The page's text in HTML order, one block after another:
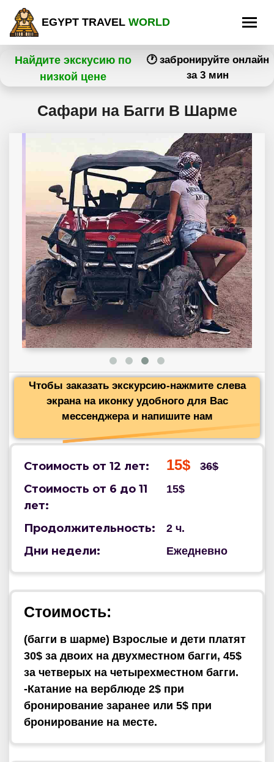
EGYPT TRAVEL WORLD
Найдите экскусию по
низкой цене
🕐 забронируйте онлайн
за 3 мин
Сафари на Багги В Шарме
Чтобы заказать экскурсию-нажмите слева
экрана на иконку удобного для Вас
мессенджера и напишите нам
Стоимость от 12 лет: 15$ 36$
Стоимость от 6 до 11
лет:
15$
Продолжительность: 2 ч.
Дни недели: Ежедневно
Стоимость:
(багги в шарме) Взрослые и дети платят
30$ за двоих на двухместном багги, 45$
за четверых на четырехместном багги.
-Катание на верблюде 2$ при
бронирование заранее или 5$ при
бронирование на месте.